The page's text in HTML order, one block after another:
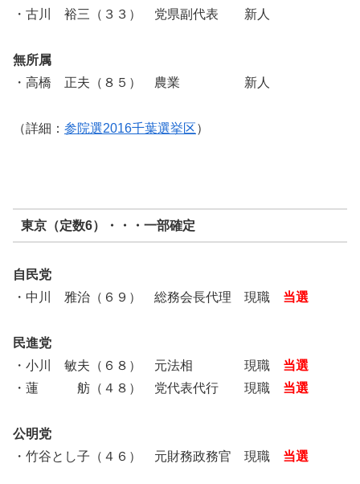
・古川 裕三（３３） 党県副代表 新人
無所属
・高橋 正夫（８５） 農業 新人
（詳細： 参院選2016千葉選挙区）
東京（定数6）・・・一部確定
自民党
・中川 雅治（６９） 総務会長代理 現職 当選
民進党
・小川 敏夫（６８） 元法相 現職 当選
・蓮 舫（４８） 党代表代行 現職 当選
公明党
・竹谷とし子（４６） 元財務政務官 現職 当選